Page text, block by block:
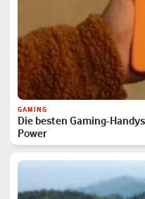
GAMING
Die besten Gaming-
Power